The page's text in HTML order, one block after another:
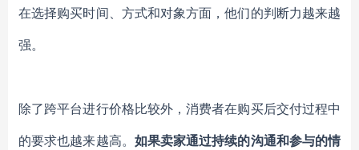
在选择购买时间、方式和对象方面，他们的判断力越来越
强。
除了跨平台进行价格比较外，消费者在购买后交付过程中
的要求也越来越高。 如果卖家通过持续的沟通和参与的情